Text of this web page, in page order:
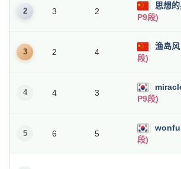
2 3 2
思想
P9段)
3 2 4
渔岛风
段)
4 4 3
P9段)
5 6 5
段)